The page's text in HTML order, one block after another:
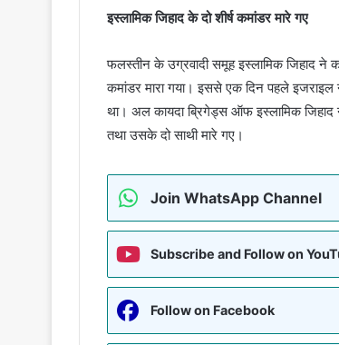
इस्लामिक जिहाद के दो शीर्ष कमांडर मारे गए
फलस्तीन के उग्रवादी समूह इस्लामिक जिहाद ने
कमांडर मारा गया। इससे एक दिन पहले इजराइल
था। अल कायदा ब्रिगेड्स ऑफ इस्लामिक जिहाद
तथा उसके दो साथी मारे गए।
Join WhatsApp Channel
Subscribe and Follow on
Follow on Facebook